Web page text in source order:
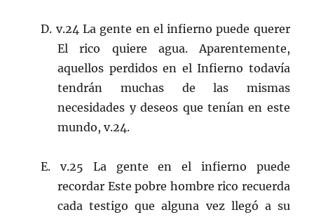
D. v.24 La gente en el infierno puede querer
El rico quiere agua. Aparentemente,
aquellos perdidos en el Infierno todavía
tendrán muchas de las mismas
necesidades y deseos que tenían en este
mundo, v.24.
E. v.25 La gente en el infierno puede
recordar Este pobre hombre rico recuerda
cada testigo que alguna vez llegó a su